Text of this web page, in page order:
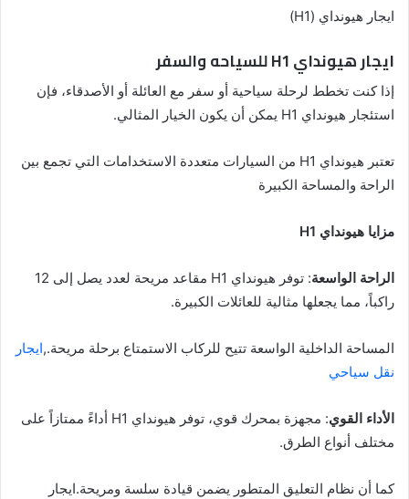
ايجار هيونداي (H1)
ايجار هيونداي H1 للسياحه والسفر
إذا كنت تخطط لرحلة سياحية أو سفر مع العائلة أو الأصدقاء، فإن
استئجار هيونداي H1 يمكن أن يكون الخيار المثالي.
تعتبر هيونداي H1 من السيارات متعددة الاستخدامات التي تجمع بين
الراحة والمساحة الكبيرة
مزايا هيونداي H1
الراحة الواسعة
: توفر هيونداي H1 مقاعد مريحة لعدد يصل إلى 12
راكباً، مما يجعلها مثالية للعائلات الكبيرة.
المساحة الداخلية الواسعة تتيح للركاب الاستمتاع برحلة مريحة.,ايجار
نقل سياحي
الأداء القوي
: مجهزة بمحرك قوي، توفر هيونداي H1 أداءً ممتازاً على
مختلف أنواع الطرق.
كما أن نظام التعليق المتطور يضمن قيادة سلسة ومريحة.ايجار